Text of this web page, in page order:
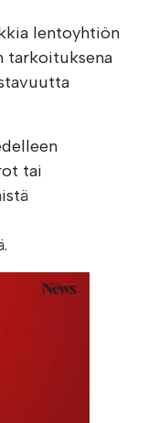
lentoyhtiön
tarkoituksena
tai